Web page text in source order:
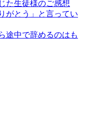
た生徒様のご感想
がとう」と言ってい
途中で辞めるのはも